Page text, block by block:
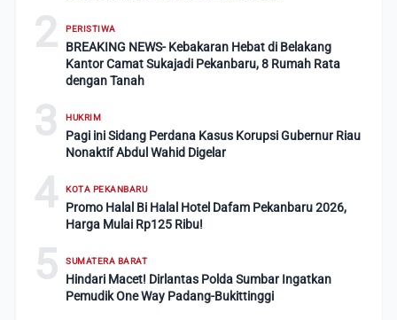
2 PERISTIWA
BREAKING NEWS- Kebakaran Hebat di Belakang
Kantor Camat Sukajadi Pekanbaru, 8 Rumah Rata
dengan Tanah
3 HUKRIM
Pagi ini Sidang Perdana Kasus Korupsi Gubernur Riau
Nonaktif Abdul Wahid Digelar
4 KOTA PEKANBARU
Promo Halal Bi Halal Hotel Dafam Pekanbaru 2026,
Harga Mulai Rp125 Ribu!
5 SUMATERA BARAT
Hindari Macet! Dirlantas Polda Sumbar Ingatkan
Pemudik One Way Padang-Bukittinggi